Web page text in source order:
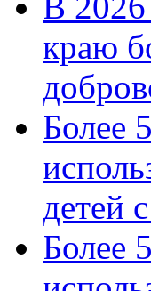
краю
Более
детей
Более